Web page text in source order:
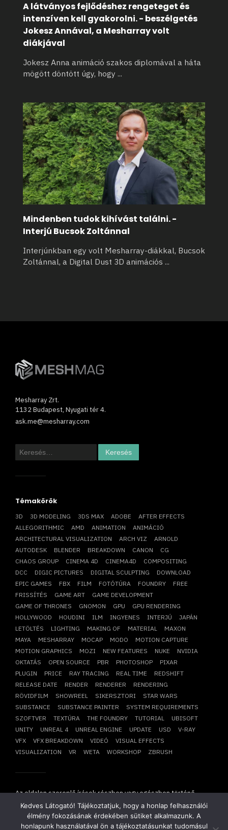
A látványos fejlődéshez rengeteget és
intenzíven kell gyakorolni. - beszélgetés
Jokesz Annával, a Mesharray volt
diákjával
Jokesz Anna animáció szakos diplomával a háta
mögött döntött úgy, hogy ...
Mindenben tudok kihívást találni. -
Interjú Bucsok Zoltánnal
Interjúnkban egy volt Mesharray-diákkal, Bucsok
Zoltánnal, a Digital Dust 3D animációs ...
Mesharray Zrt.
1132 Budapest, Nyugati tér 4.
ask.me@mesharray.com
Keresés:
Témakörök
3D 3D MODELING 3DS MAX ADOBE
AFTER EFFECTS
ALLEGORITHMIC
AMD ANIMATION
ANIMÁCIÓ
ARCHITECTURAL VISUALIZATION
ARCH VIZ
ARNOLD
AUTODESK
BLENDER BREAKDOWN CANON
CG
CHAOS GROUP
CINEMA 4D CINEMA4D
COMPOSITING
DCC
DIGIC PICTURES DIGITAL SCULPTING
DOWNLOAD
EPIC GAMES
FBX FILM FOTÓTÚRA FOUNDRY
FREE
FRISSÍTÉS
GAME ART
GAME DEVELOPMENT
GAME OF THRONES
GNOMON GPU
GPU RENDERING
HOLLYWOOD
HOUDINI ILM INGYENES INTERJÚ
JAPÁN
LETÖLTÉS
LIGHTING MAKING OF MATERIAL
MAXON
MAYA
MESHARRAY MOCAP MODO
MOTION CAPTURE
MOTION GRAPHICS
MOZI NEW FEATURES NUKE
NVIDIA
OKTATÁS
OPEN SOURCE PBR PHOTOSHOP
PIXAR
PLUGIN
PRICE RAY TRACING REAL TIME
REDSHIFT
RELEASE DATE
RENDER RENDERER
RENDERING
RÖVIDFILM
SHOWREEL SIKERSZTORI
STAR WARS
SUBSTANCE
SUBSTANCE PAINTER
SYSTEM REQUIREMENTS
SZOFTVER
TEXTÚRA THE FOUNDRY TUTORIAL
UBISOFT
UNITY
UNREAL 4 UNREAL ENGINE UPDATE USD
V-RAY
VFX
VFX BREAKDOWN VIDEÓ
VISUAL EFFECTS
VISUALIZATION
VR WETA WORKSHOP ZBRUSH
Az oldalon szereplő írások részben vagy egészben történő
átvétele, újraközlése csak írásbeli hozzájárulásunkkal
lehetséges!
Copyright © 2014-2026. Minden jog fenntartva.Mesharray Zrt.
Kedves Látogató! Tájékoztatjuk, hogy a honlap felhasználói
élmény fokozásának érdekében sütiket alkalmazunk. A
honlapunk használatával ön a tájékoztatásunkat tudomásul